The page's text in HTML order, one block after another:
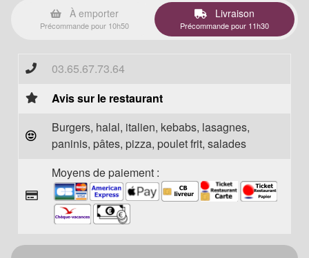
À emporter
Précommande pour 10h50
Livraison
Précommande pour 11h30
03.65.67.73.64
Avis sur le restaurant
Burgers, halal, italien, kebabs, lasagnes,
paninis, pâtes, pizza, poulet frit, salades
Moyens de paiement :